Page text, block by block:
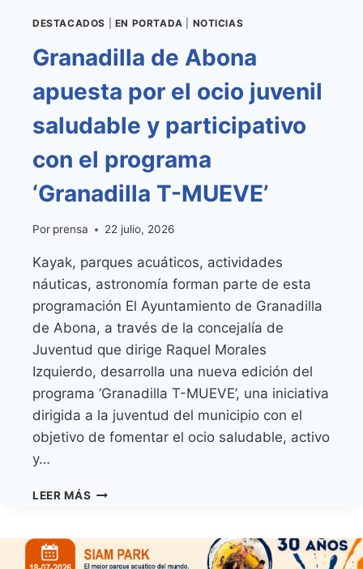
DESTACADOS EN PORTADA NOTICIAS
Granadilla de Abona
apuesta por el ocio juvenil
saludable y participativo
con el programa
‘Granadilla T-MUEVE’
Por prensa 22 julio, 2026
Kayak, parques acuáticos, actividades
náuticas, astronomía forman parte de esta
programación El Ayuntamiento de Granadilla
de Abona, a través de la concejalía de
Juventud que dirige Raquel Morales
Izquierdo, desarrolla una nueva edición del
programa ‘Granadilla T-MUEVE’, una iniciativa
dirigida a la juventud del municipio con el
objetivo de fomentar el ocio saludable, activo
y…
LEER MÁS GRANADILLA
APUESTA
POR